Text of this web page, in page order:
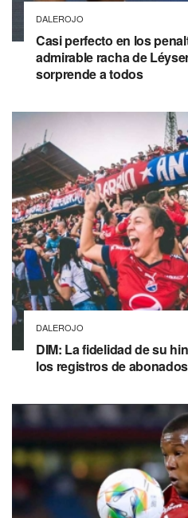
DALEROJO
Casi perfecto en los
admirable racha de
sorprende a todos
DALEROJO
DIM: La fidelidad de su
los registros de